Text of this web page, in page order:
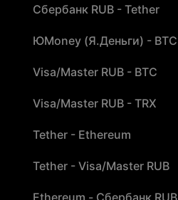
Сбербанк RUB - Tether
ЮMoney (Я.Деньги) - BTC
Visa/Master RUB - BTC
Visa/Master RUB - TRX
Tether - Ethereum
Tether - Visa/Master RUB
Ethereum - Сбербанк RUB